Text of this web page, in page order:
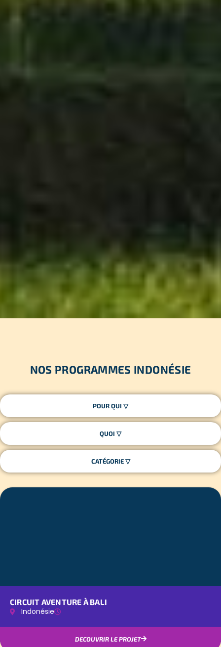
NOS PROGRAMMES INDONÉSIE
CIRCUIT AVENTURE À BALI
Indonésie
DECOUVRIR LE PROJET